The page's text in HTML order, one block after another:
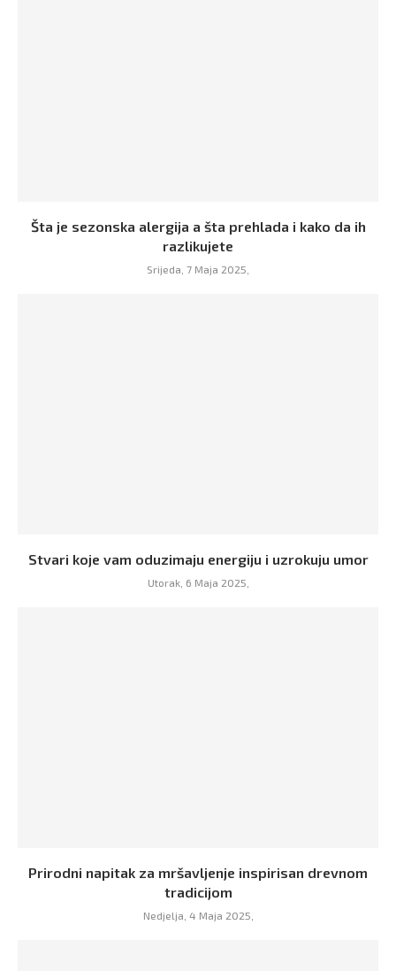
Šta je sezonska alergija a šta prehlada i kako da ih
razlikujete
Srijeda, 7 Maja 2025,
Stvari koje vam oduzimaju energiju i uzrokuju umor
Utorak, 6 Maja 2025,
Prirodni napitak za mršavljenje inspirisan drevnom
tradicijom
Nedjelja, 4 Maja 2025,